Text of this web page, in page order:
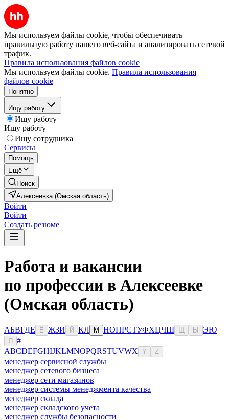
Мы используем файлы cookie, чтобы обеспечивать
правильную работу нашего веб-сайта и анализировать сетевой
трафик.
Правила использования файлов cookie
Мы используем файлы cookie. Правила использования
файлов cookie
Понятно
Ищу работу
Ищу работу
Ищу работу
Ищу сотрудника
Сервисы
Помощь
Ещё
Поиск
Алексеевка (Омская область)
Войти
Войти
Создать резюме
Работа и вакансии
по профессии в Алексеевке
(Омская область)
АБВГДЕ Ё ЖЗИ Й КЛ М НОПРСТУФХЦЧШ Ы ЭЮ
Я
#
ABCDEFGHIJKLMNOPQRSTUVWX Y Z
менеджер сервисной службы
менеджер сетевого бизнеса
менеджер сети магазинов
менеджер системы менеджмента качества
менеджер склада
менеджер складского учета
менеджер службы безопасности